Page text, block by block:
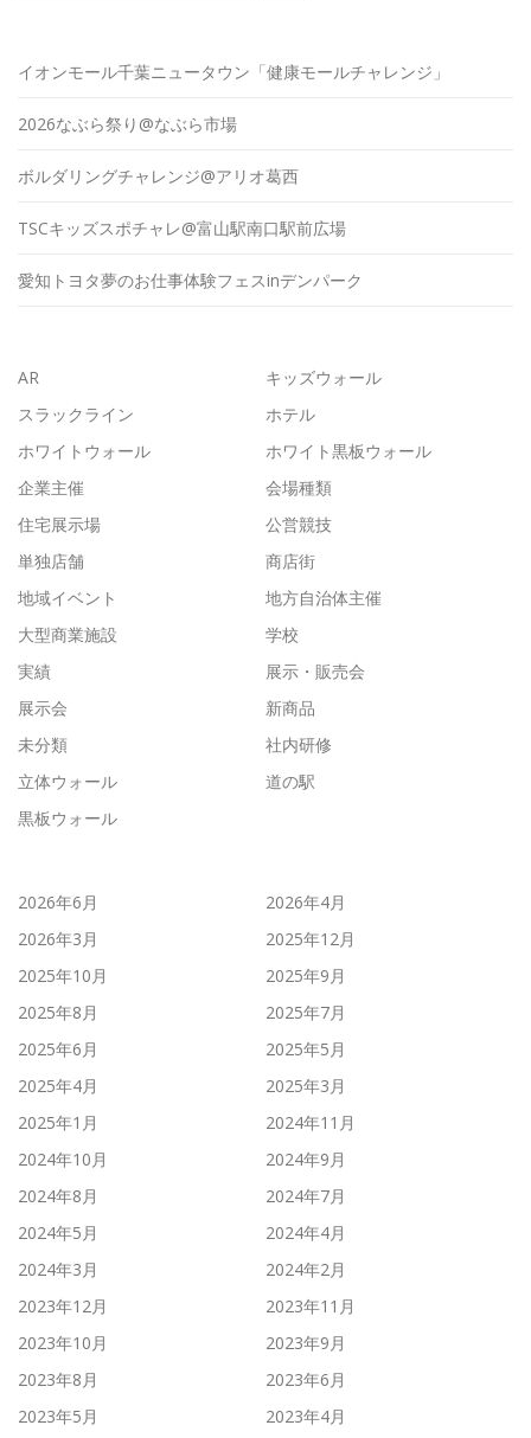
イオンモール千葉ニュータウン「健康モールチャレンジ」
2026なぶら祭り@なぶら市場
ボルダリングチャレンジ@アリオ葛西
TSCキッズスポチャレ@富山駅南口駅前広場
愛知トヨタ夢のお仕事体験フェスinデンパーク
AR
キッズウォール
スラックライン
ホテル
ホワイトウォール
ホワイト黒板ウォール
企業主催
会場種類
住宅展示場
公営競技
単独店舗
商店街
地域イベント
地方自治体主催
大型商業施設
学校
実績
展示・販売会
展示会
新商品
未分類
社内研修
立体ウォール
道の駅
黒板ウォール
2026年6月
2026年4月
2026年3月
2025年12月
2025年10月
2025年9月
2025年8月
2025年7月
2025年6月
2025年5月
2025年4月
2025年3月
2025年1月
2024年11月
2024年10月
2024年9月
2024年8月
2024年7月
2024年5月
2024年4月
2024年3月
2024年2月
2023年12月
2023年11月
2023年10月
2023年9月
2023年8月
2023年6月
2023年5月
2023年4月